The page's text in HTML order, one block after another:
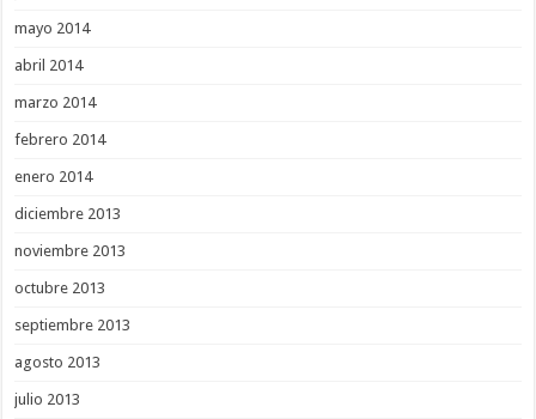
mayo 2014
abril 2014
marzo 2014
febrero 2014
enero 2014
diciembre 2013
noviembre 2013
octubre 2013
septiembre 2013
agosto 2013
julio 2013